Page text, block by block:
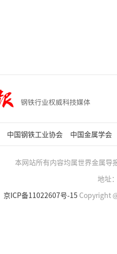
中国钢铁工业协会 中国金属学会
本网站所有内容均属世界金属导
地址
京ICP备11022607号-15 Copyright